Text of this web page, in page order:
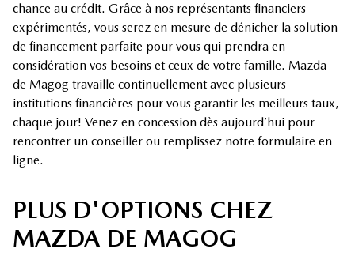
chance au crédit. Grâce à nos représentants financiers
expérimentés, vous serez en mesure de dénicher la solution
de financement parfaite pour vous qui prendra en
considération vos besoins et ceux de votre famille. Mazda
de Magog travaille continuellement avec plusieurs
institutions financières pour vous garantir les meilleurs taux,
chaque jour! Venez en concession dès aujourd’hui pour
rencontrer un conseiller ou remplissez notre formulaire en
ligne.
PLUS D'OPTIONS CHEZ
MAZDA DE MAGOG